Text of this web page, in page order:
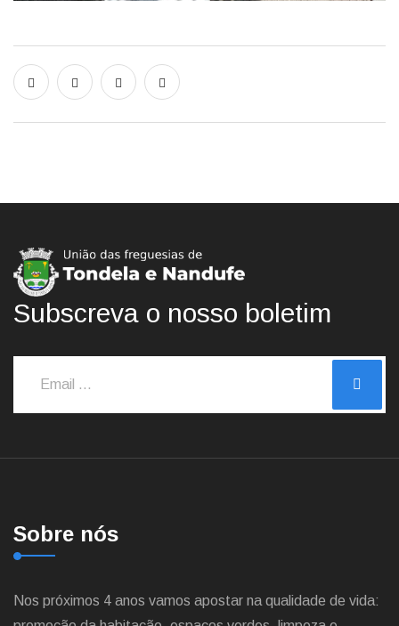
Subscreva o nosso boletim
Sobre nós
Nos próximos 4 anos vamos apostar na qualidade de vida: